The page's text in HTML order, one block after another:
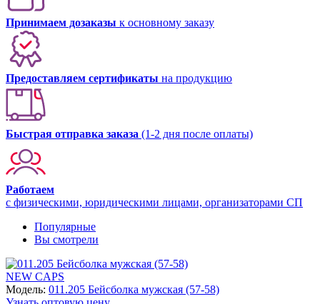
Принимаем дозаказы к основному заказу
Предоставляем сертификаты на продукцию
Быстрая отправка заказа (1-2 дня после оплаты)
Работаем
с физическими, юридическими лицами, организаторами СП
Популярные
Вы смотрели
NEW CAPS
Модель: 011.205 Бейсболка мужская (57-58)